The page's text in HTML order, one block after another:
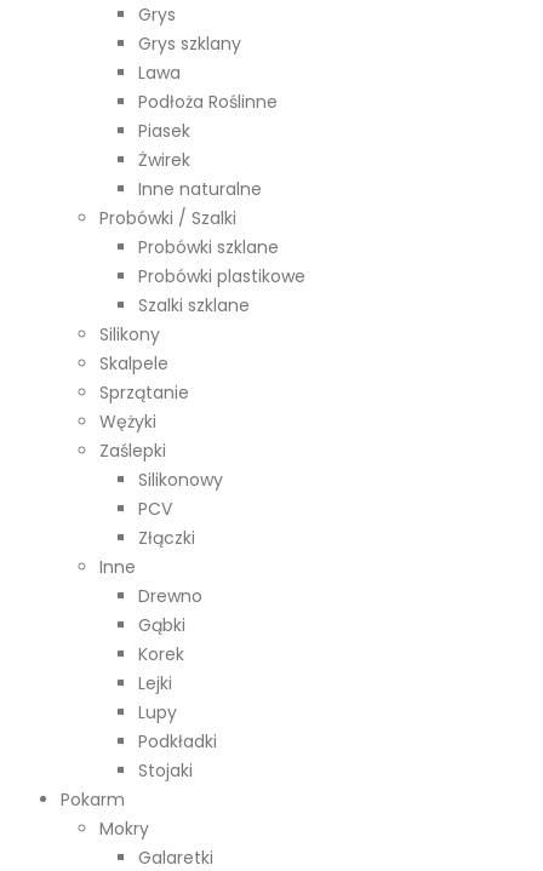
Grys
Grys szklany
Lawa
Podłoża Roślinne
Piasek
Żwirek
Inne naturalne
Probówki / Szalki
Probówki szklane
Probówki plastikowe
Szalki szklane
Silikony
Skalpele
Sprzątanie
Wężyki
Zaślepki
Silikonowy
PCV
Złączki
Inne
Drewno
Gąbki
Korek
Lejki
Lupy
Podkładki
Stojaki
Pokarm
Mokry
Galaretki